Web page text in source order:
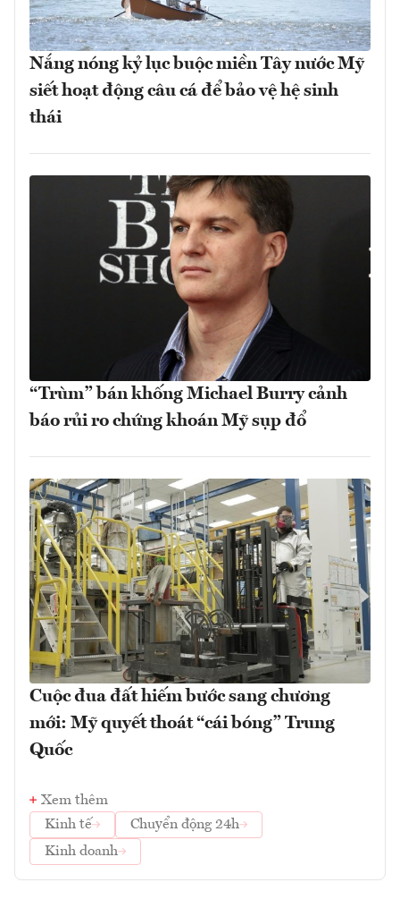
Nắng nóng kỷ lục buộc miền Tây nước Mỹ
siết hoạt động câu cá để bảo vệ hệ sinh
thái
“Trùm” bán khống Michael Burry cảnh
báo rủi ro chứng khoán Mỹ sụp đổ
Cuộc đua đất hiếm bước sang chương
mới: Mỹ quyết thoát “cái bóng” Trung
Quốc
Xem thêm
Kinh tế
Chuyển động 24h
Kinh doanh